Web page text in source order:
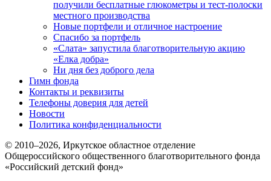
получили бесплатные глюкометры и тест-полоски
местного производства
Новые портфели и отличное настроение
Спасибо за портфель
«Слата» запустила благотворительную акцию
«Елка добра»
Ни дня без доброго дела
Гимн фонда
Контакты и реквизиты
Телефоны доверия для детей
Новости
Политика конфиденциальности
© 2010–2026, Иркутское областное отделение
Общероссийского общественного благотворительного фонда
«Российский детский фонд»